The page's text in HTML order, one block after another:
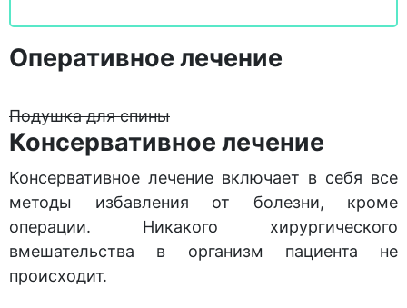
Оперативное лечение
Подушка для спины
Консервативное лечение
Консервативное лечение включает в себя все
методы избавления от болезни, кроме
операции. Никакого хирургического
вмешательства в организм пациента не
происходит.